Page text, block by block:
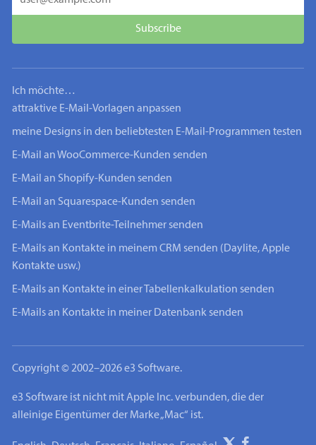
Ich möchte…
attraktive E-Mail-Vorlagen anpassen
meine Designs in den beliebtesten E-Mail-Programmen testen
E-Mail an WooCommerce-Kunden senden
E-Mail an Shopify-Kunden senden
E-Mail an Squarespace-Kunden senden
E-Mails an Eventbrite-Teilnehmer senden
E-Mails an Kontakte in meinem CRM senden (Daylite, Apple
Kontakte usw.)
E-Mails an Kontakte in einer Tabellenkalkulation senden
E-Mails an Kontakte in meiner Datenbank senden
Copyright © 2002–2026 e3 Software.
e3 Software ist nicht mit Apple Inc. verbunden, die der
alleinige Eigentümer der Marke „Mac“ ist.